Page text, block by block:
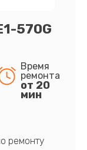
570G
Время
ремонта
от 20
мин
ремонту